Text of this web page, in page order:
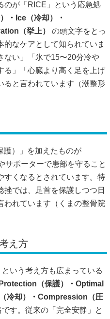
のが「RICE」という応急処
・Ice（冷却）・
（挙上）
の頭文字をとっ
なケアとして知られていま
ない」「氷で15〜20分冷や
る」「心臓より高く足を上げ
ると言われています（潮整形
護）」を加えたものが
サポーターで患部を守ること
すくなるとされています。特
では、足首を保護しつつ日
われています（ くまの整骨院
え方
いう考え方も広まっている
Protection（保護）・Optimal
冷却）・Compression（圧
です。従来の「完全安静」と